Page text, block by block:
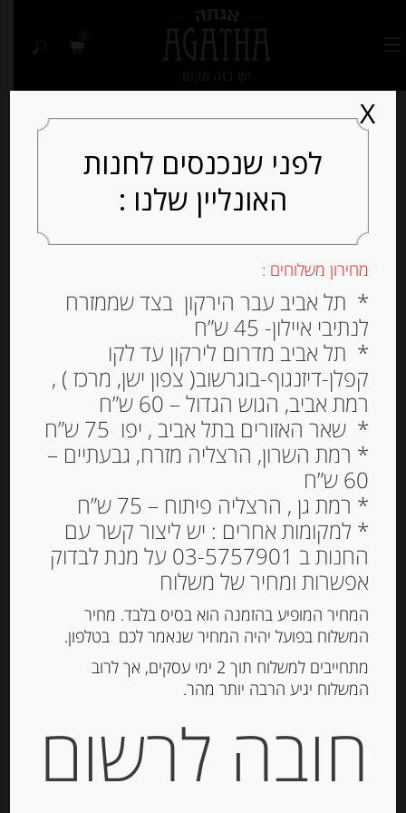
Out of
גבינה בשלה קממבר 23%
שומן 250 גרם Paysan
Breton Le Kergall
₪34.00
המלאי אזל
מק"ט:3218930521008
תגיות:
גבינה בשלה,גבינת קממבר
לפני שנכנסים לחנות
האונליין שלנו :
מחירון משלוחים :
* תל אביב עבר הירקון בצד שממזרח
לנתיבי איילון- 45 ש”ח
* תל אביב מדרום לירקון עד לקו
קפלן-דיזנגוף-בוגרשוב( צפון ישן, מרכז ) ,
רמת אביב, הגוש הגדול – 60 ש”ח
* שאר האזורים בתל אביב , יפו 75 ש”ח
* רמת השרון, הרצליה מזרח, גבעתיים –
60 ש”ח
* רמת גן , הרצליה פיתוח – 75 ש”ח
* למקומות אחרים : יש ליצור קשר עם
החנות ב 03-5757901 על מנת לבדוק
אפשרות ומחיר של משלוח
המחיר המופיע בהזמנה הוא בסיס בלבד. מחיר
המשלוח בפועל יהיה המחיר שנאמר לכם בטלפון.
מתחייבים למשלוח תוך 2 ימי עסקים, אך לרוב
המשלוח יגיע הרבה יותר מהר.
חובה לרשום
X